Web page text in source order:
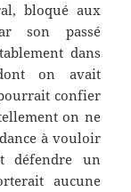
bloqué aux
son passé
dans
on avait
confier
on ne
à vouloir
défendre un
aucune